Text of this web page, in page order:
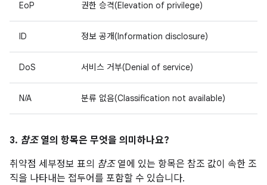
EoP 권한 승격(Elevation of privilege)
ID 정보 공개(Information disclosure)
DoS 서비스 거부(Denial of service)
N/A 분류 없음(Classification not available)
3. 참조열의 항목은 무엇을 의미하나요?
취약점 세부정보 표의 참조열에 있는 항목은 참조 값이 속한 조
직을 나타내는 접두어를 포함할 수 있습니다.